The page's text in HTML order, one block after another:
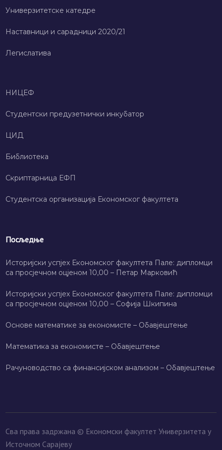
Универзитетске катедре
Наставници и сарадници 2020/21
Легислатива
НИЦЕФ
Студентски предузетнички инкубатор
ЦИД
Библиотека
Скриптарница ЕФП
Студентска организација Економског факултета
Посљедње
Историјски успјех Економског факултета Пале: дипломци
са просјечном оцјеном 10,00 – Петар Марковић
Историјски успјех Економског факултета Пале: дипломци
са просјечном оцјеном 10,00 – Софија Шкипина
Основе математике за економисте – Обавјештење
Математика за економисте – Обавјештење
Рачуноводство са финансијском анализом – Обавјештење
Сва права задржана © Економски факултет Универзитета у
Источном Сарајеву